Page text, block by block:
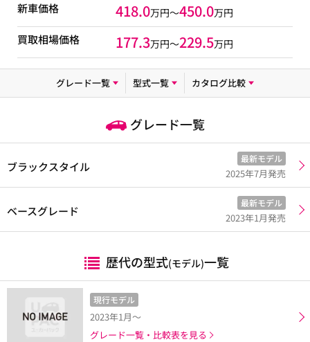
新車価格 418.0万円～450.0万円
買取相場価格 177.3万円〜229.5万円
グレード一覧 型式一覧 カタログ比較
グレード一覧
ブラックスタイル
最新モデル
2025年7月発売
ベースグレード
最新モデル
2023年1月発売
歴代の型式(モデル)一覧
現行モデル
2023年1月～
グレード一覧・比較表を見る